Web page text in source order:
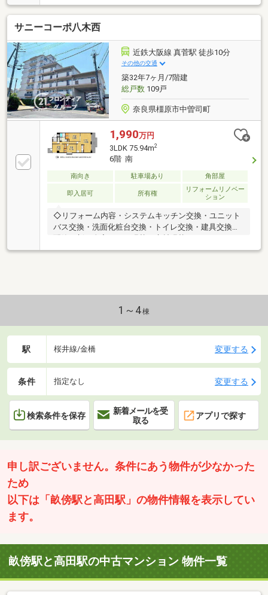
層階、浴室１坪以上、温水洗浄便座、眺望良好、全居
室６畳以上、平坦地、駐輪場、バイク置場、周辺交通
量少なめ、整備された歩道※分譲駐車付（車種による
制限あり）
サニーコーポ八木西
近鉄大阪線 真菅駅 徒歩10分
その他の交通
築32年7ヶ月/7階建
総戸数109戸
奈良県橿原市中曽司町
1,990万円
3LDK 75.94m2
6階 南
南向き 駐車場あり 角部屋
即入居可 所有権
リフォームリノベー
ション
◇リフォーム内容・システムキッチン交換・ユニット
バス交換・洗面化粧台交換・トイレ交換・建具交換・
ニング◇立地・橿原市立真菅北小学校まで徒歩15分・
にも対応できる売却専門チームあり！3．たくさんの
銀行と繋がりがあるため、最も低金利になるように審
査が可能！4．物件のお引渡し後に必要になったお家
1～4棟
駅 桜井線/金橋 変更する
条件 指定なし 変更する
検索条件を保存
新着メールを受
取る
アプリで探す
申し訳ございません。条件にあう物件が少なかった
ため
以下は「畝傍駅と高田駅」の物件情報を表示してい
ます。
畝傍駅と高田駅の中古マンション 物件一覧